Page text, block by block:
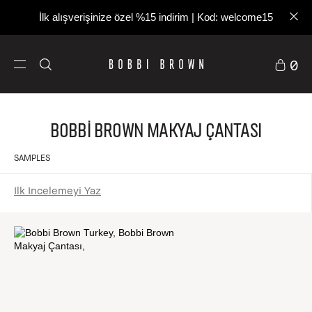
İlk alışverişinize özel %15 indirim | Kod: welcome15
0
Bobbi Brown Makyaj Çantası
SAMPLES
Ilk Incelemeyi Yaz